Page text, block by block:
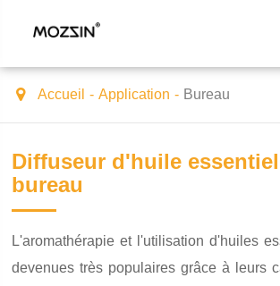
Accueil Application Bureau
Diffuseur d'huile
bureau
L'aromathérapie et l'utilisation d'huiles
devenues très populaires grâce à leurs